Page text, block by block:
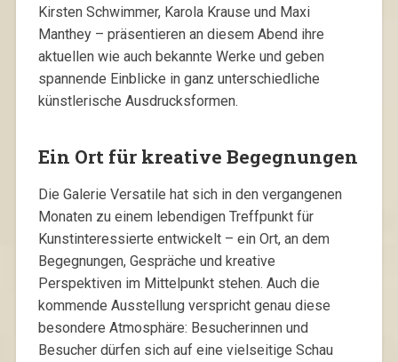
Kirsten Schwimmer, Karola Krause und Maxi
Manthey– präsentieren an diesem Abend ihre
aktuellen wie auch bekannte Werke und geben
spannende Einblicke in ganz unterschiedliche
künstlerische Ausdrucksformen.
Ein Ort für kreative Begegnungen
Die Galerie Versatile hat sich in den vergangenen
Monaten zu einem lebendigen Treffpunkt für
Kunstinteressierte entwickelt – ein Ort, an dem
Begegnungen, Gespräche und kreative
Perspektiven im Mittelpunkt stehen. Auch die
kommende Ausstellung verspricht genau diese
besondere Atmosphäre: Besucherinnen und
Besucher dürfen sich auf eine vielseitige Schau